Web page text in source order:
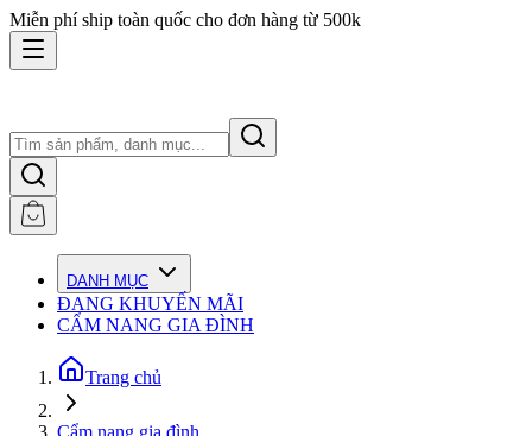
Miễn phí ship toàn quốc cho đơn hàng từ 500k
DANH MỤC
ĐANG KHUYẾN MÃI
CẨM NANG GIA ĐÌNH
Trang chủ
Cẩm nang gia đình